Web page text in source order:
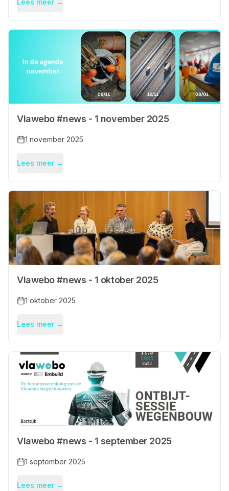
Lees meer →
Vlawebo #news - 1 november 2025
1 november 2025
Lees meer →
Vlawebo #news - 1 oktober 2025
1 oktober 2025
Lees meer →
Vlawebo #news - 1 september 2025
1 september 2025
Lees meer →